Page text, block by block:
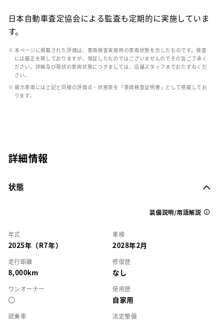
日本自動車査定協会による監査も定期的に実施していま
す。
※ 本ページに掲載された評価は、車両検査実施時の車両状態を示したものです。検査
には厳正を期しておりますが、保証したものではございませんのでその旨ご了承く
ださい。詳細及び現状の車両状態につきましては、店舗スタッフまでおたずねくだ
さい。
※ 展示車両には上記と同様の評価点・状態表を「車両検査証明書」として搭載してお
ります。
詳細情報
状態
装備説明/用語解説
年式
2025年（R7年）
車検
2028年2月
走行距離
8,000km
修復歴
なし
ワンオーナー
○
使用歴
自家用
試乗車 法定整備